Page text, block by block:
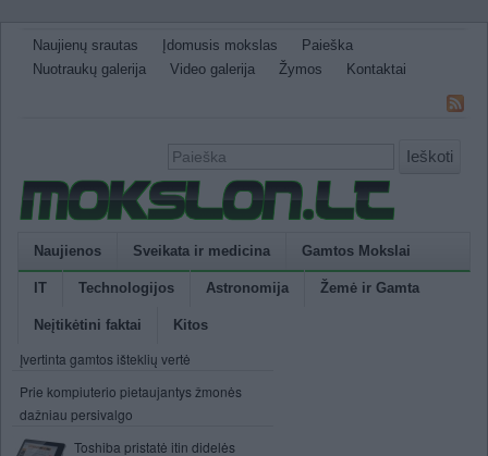
Naujienų srautas Įdomusis mokslas
Paieška
Nuotraukų galerija
Video galerija Žymos Kontaktai
Ieškoti
Naujienos Sveikata ir medicina Gamtos Mokslai
IT Technologijos Astronomija Žemė ir Gamta
Neįtikėtini faktai Kitos
Įvertinta gamtos išteklių vertė
Prie kompiuterio pietaujantys žmonės
dažniau persivalgo
Toshiba pristatė itin didelės